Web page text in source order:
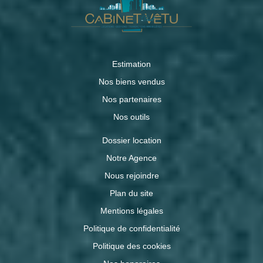
Estimation
Nos biens vendus
Nos partenaires
Nos outils
Dossier location
Notre Agence
Nous rejoindre
Plan du site
Mentions légales
Politique de confidentialité
Politique des cookies